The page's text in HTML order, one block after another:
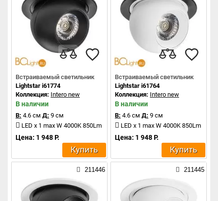
Встраиваемый светильник
Lightstar i61774
Коллекция: Intero new
В наличии
В: 4.6 см Д: 9 см
LED x 1 max W 4000K 850Lm
Цена: 1 948 Р.
Купить
Встраиваемый светильник
Lightstar i61764
Коллекция: Intero new
В наличии
В: 4.6 см Д: 9 см
LED x 1 max W 4000K 850Lm
Цена: 1 948 Р.
Купить
211446 211445